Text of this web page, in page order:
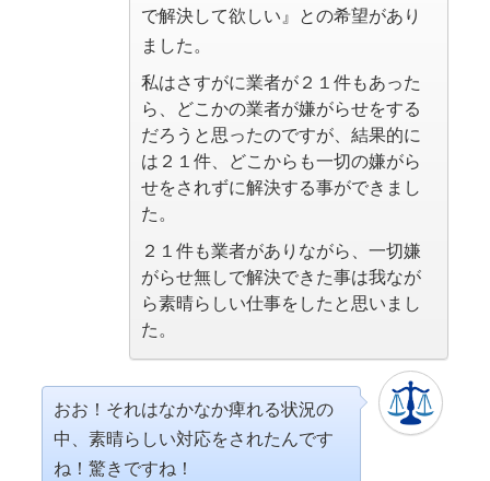
で解決して欲しい』との希望があり
ました。
私はさすがに業者が２１件もあった
ら、どこかの業者が嫌がらせをする
だろうと思ったのですが、結果的に
は２１件、どこからも一切の嫌がら
せをされずに解決する事ができまし
た。
２１件も業者がありながら、一切嫌
がらせ無しで解決できた事は我なが
ら素晴らしい仕事をしたと思いまし
た。
おお！それはなかなか痺れる状況の
中、素晴らしい対応をされたんです
ね！驚きですね！